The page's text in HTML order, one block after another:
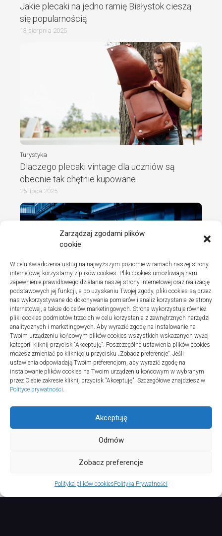
Zarządzaj zgodami plików
cookie
W celu świadczenia usług na najwyższym poziomie w ramach naszej strony
internetowej korzystamy z plików cookies. Pliki cookies umożliwiają nam
zapewnienie prawidłowego działania naszej strony internetowej oraz realizację
podstawowych jej funkcji, a po uzyskaniu Twojej zgody, pliki cookies są przez
nas wykorzystywane do dokonywania pomiarów i analiz korzystania ze strony
internetowej, a także do celów marketingowych. Strona wykorzystuje również
pliki cookies podmiotów trzecich w celu korzystania z zewnętrznych narzędzi
analitycznych i marketingowych. Aby wyrazić zgodę na instalowanie na
Twoim urządzeniu końcowym plików cookies wszystkich wskazanych wyżej
kategorii kliknij przycisk "Akceptuję". Poszczególne ustawienia plików cookies
możesz zmieniać po kliknięciu przycisku „Zobacz preferencje”. Jeśli
ustawienia odpowiadają Twoim preferencjom, aby wyrazić zgodę na
instalowanie plików cookies na Twoim urządzeniu końcowym w wybranym
przez Ciebie zakresie kliknij przycisk "Akceptuję". Szczegółowe znajdziesz w
Polityce prywatności.
Akceptuję
Odmów
Zobacz preferencje
Polityka plików cookiesPolityka Prywatności
Jakie plecaki na jedno ramię Białystok cieszą
się popularnością
13 sierpnia 2025
Turystyka
Dlaczego plecaki vintage dla uczniów są
obecnie tak chętnie kupowane
25 lipca 2025
Turystyka
Jak wybrać dobrą firmę do instalacji
sanitarnych w szpitalach
20 lipca 2025